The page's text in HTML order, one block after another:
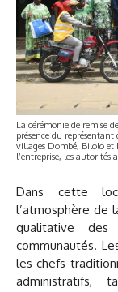
La cérémonie de remise
présence du
villages Dombé, Bilolo
l’entreprise, les
Dans cette
l’atmosphère de
qualitative
communautés.
les chefs
administratifs,